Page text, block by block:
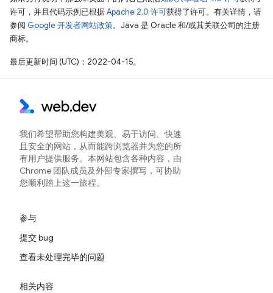
许可，并且代码示例已根据Apache 2.0 许可获得了许可。有关详情，请
参阅 Google 开发者网站政策。Java 是 Oracle 和/或其关联公司的注册
商标。
最后更新时间 (UTC)：2022-04-15。
我们希望帮助您构建美观、易于访问、快速
且安全的网站，从而能跨浏览器并为您的所
有用户提供服务。本网站包含各种内容，由
Chrome 团队成员及外部专家撰写，可协助
您顺利踏上这一旅程。
参与
提交 bug
查看未处理完毕的问题
相关内容